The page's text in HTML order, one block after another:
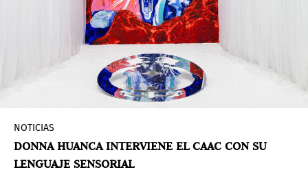
NOTICIAS
DONNA HUANCA INTERVIENE EL CAAC CON SU
LENGUAJE SENSORIAL